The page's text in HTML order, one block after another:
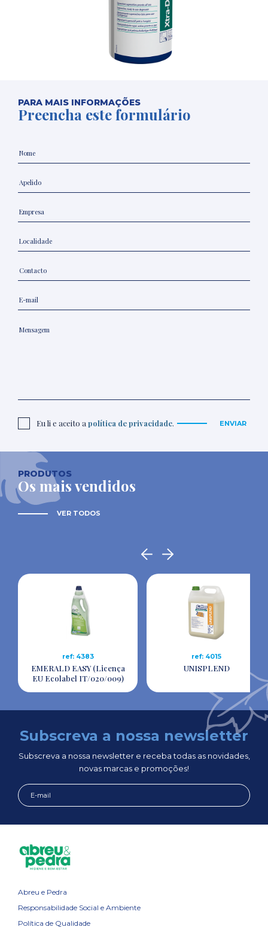
PARA MAIS INFORMAÇÕES
Preencha este formulário
Eu li e aceito a política de privacidade. ENVIAR
PRODUTOS
Os mais vendidos
VER TODOS
ref: 4383
EMERALD EASY (Licença
EU Ecolabel IT/020/009)
ref: 4015
UNISPLEND
Subscreva a nossa newsletter
Subscreva a nossa newsletter e receba todas as novidades,
novas marcas e promoções!
Abreu e Pedra
Responsabilidade Social e Ambiente
Política de Qualidade